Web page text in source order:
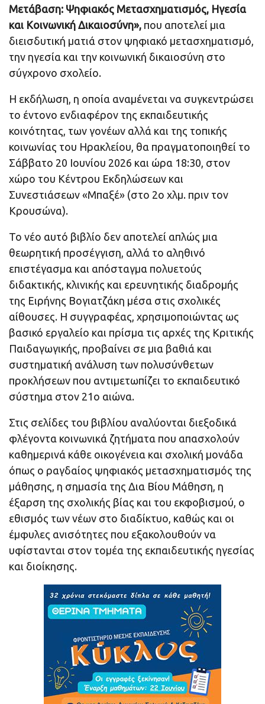
Μετάβαση: Ψηφιακός Μετασχηματισμός, Ηγεσία
και Κοινωνική Δικαιοσύνη», που αποτελεί μια
διεισδυτική ματιά στον ψηφιακό μετασχηματισμό,
την ηγεσία και την κοινωνική δικαιοσύνη στο
σύγχρονο σχολείο.
Η εκδήλωση, η οποία αναμένεται να συγκεντρώσει
το έντονο ενδιαφέρον της εκπαιδευτικής
κοινότητας, των γονέων αλλά και της τοπικής
κοινωνίας του Ηρακλείου, θα πραγματοποιηθεί το
Σάββατο 20 Ιουνίου 2026 και ώρα 18:30, στον
χώρο του Κέντρου Εκδηλώσεων και
Συνεστιάσεων «Μπαξέ» (στο 2ο χλμ. πριν τον
Κρουσώνα).
Το νέο αυτό βιβλίο δεν αποτελεί απλώς μια
θεωρητική προσέγγιση, αλλά το αληθινό
επιστέγασμα και απόσταγμα πολυετούς
διδακτικής, κλινικής και ερευνητικής διαδρομής
της Ειρήνης Βογιατζάκη μέσα στις σχολικές
αίθουσες. Η συγγραφέας, χρησιμοποιώντας ως
βασικό εργαλείο και πρίσμα τις αρχές της Κριτικής
Παιδαγωγικής, προβαίνει σε μια βαθιά και
συστηματική ανάλυση των πολυσύνθετων
προκλήσεων που αντιμετωπίζει το εκπαιδευτικό
σύστημα στον 21ο αιώνα.
Στις σελίδες του βιβλίου αναλύονται διεξοδικά
φλέγοντα κοινωνικά ζητήματα που απασχολούν
καθημερινά κάθε οικογένεια και σχολική μονάδα
όπως ο ραγδαίος ψηφιακός μετασχηματισμός της
μάθησης, η σημασία της Δια Βίου Μάθηση, η
έξαρση της σχολικής βίας και του εκφοβισμού, ο
εθισμός των νέων στο διαδίκτυο, καθώς και οι
έμφυλες ανισότητες που εξακολουθούν να
υφίστανται στον τομέα της εκπαιδευτικής ηγεσίας
και διοίκησης.